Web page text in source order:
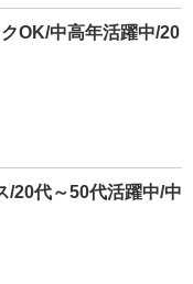
OK/中高年活躍中/20
/20代～50代活躍中/中